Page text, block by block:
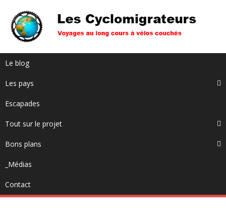
Le blog
Les pays
Escapades
Tout sur le projet
Bons plans
_Médias
Contact